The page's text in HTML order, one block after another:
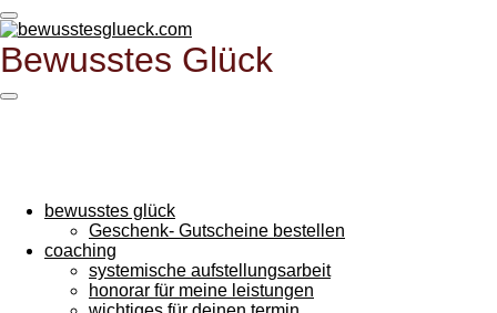
Zum
Hauptinhalt
springen
Bewusstes Glück
bewusstes glück
Geschenk- Gutscheine bestellen
coaching
systemische aufstellungsarbeit
honorar für meine leistungen